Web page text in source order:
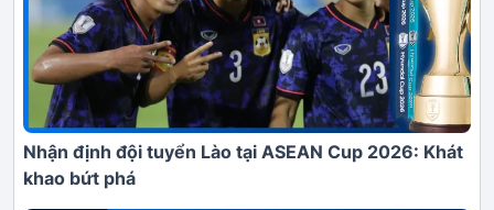
Nhận định đội tuyển Lào tại ASEAN Cup 2026: Khát
khao bứt phá